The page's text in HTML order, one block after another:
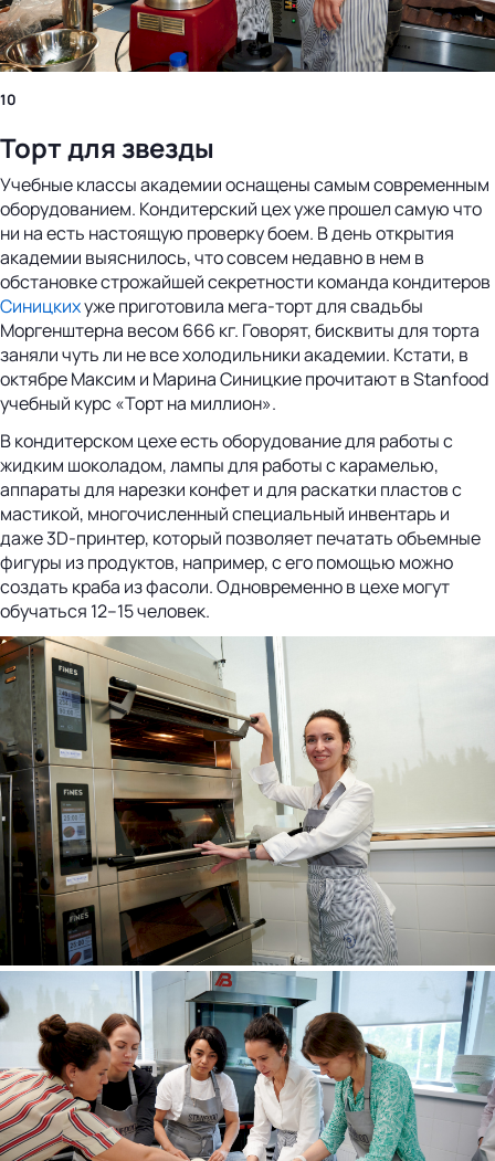
10
Торт для звезды
Учебные классы академии оснащены самым современным
оборудованием. Кондитерский цех уже прошел самую что
ни на есть настоящую проверку боем. В день открытия
академии выяснилось, что совсем недавно в нем в
обстановке строжайшей секретности команда кондитеров
Синицкихуже приготовила мега-торт для свадьбы
Моргенштерна весом 666 кг. Говорят, бисквиты для торта
заняли чуть ли не все холодильники академии. Кстати, в
октябре Максим и Марина Синицкие прочитают в Stanfood
учебный курс «Торт на миллион».
В кондитерском цехе есть оборудование для работы с
жидким шоколадом, лампы для работы с карамелью,
аппараты для нарезки конфет и для раскатки пластов с
мастикой, многочисленный специальный инвентарь и
даже 3D-принтер, который позволяет печатать объемные
фигуры из продуктов, например, с его помощью можно
создать краба из фасоли. Одновременно в цехе могут
обучаться 12–15 человек.